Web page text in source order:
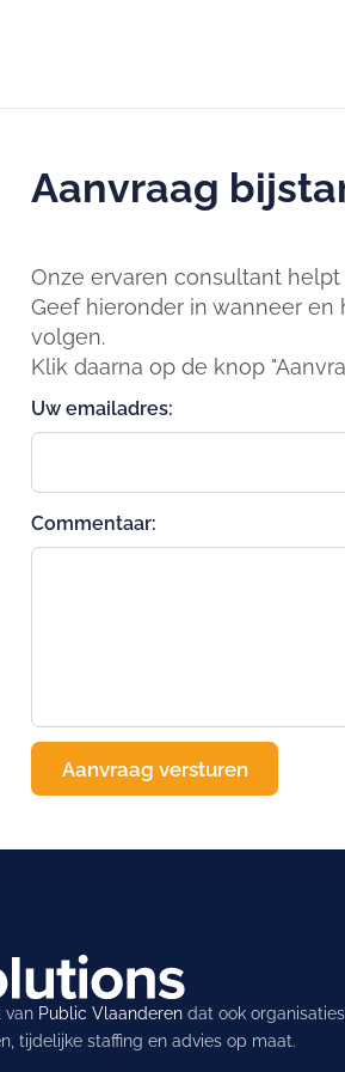
Aanvraag
Onze ervaren consultant
Geef hieronder in wanneer
volgen.
Klik daarna op de knop
Uw emailadres:
Commentaar:
van Public Vlaanderendat ook organisaties
tijdelijke staffing en advies op maat.